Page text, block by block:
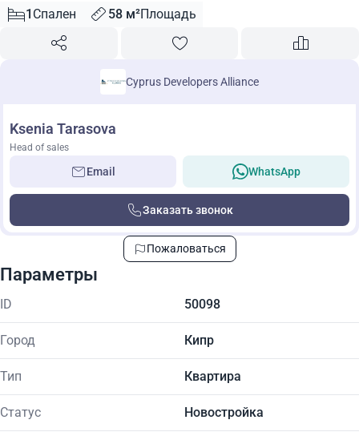
1 Спален 58 м²Площадь
Cyprus Developers Alliance
Ksenia Tarasova
Head of sales
Email WhatsApp
Заказать звонок
Пожаловаться
Параметры
ID 50098
Город Кипр
Тип Квартира
Статус Новостройка